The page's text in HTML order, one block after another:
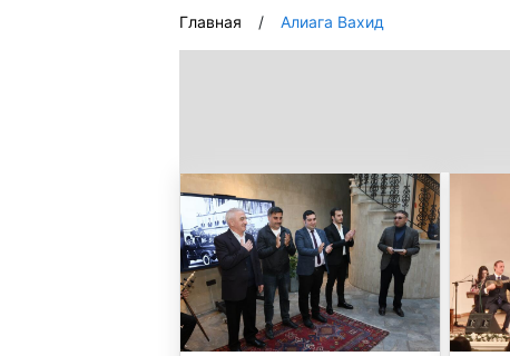
Главная Алиага Вахид